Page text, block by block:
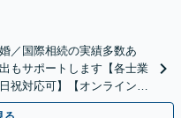
／国際相続の実績多数あ
もサポートします【各士業
祝対応可】【オンライン相